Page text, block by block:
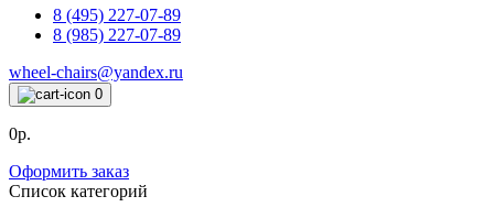
8 (495) 227-07-89
8 (985) 227-07-89
wheel-chairs@yandex.ru
0
0р.
Оформить заказ
Список категорий